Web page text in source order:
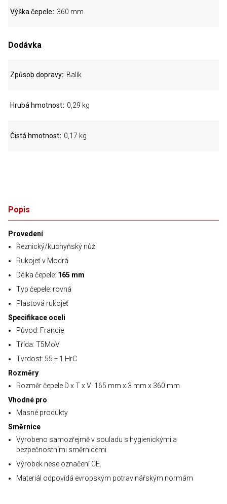
Popis
Provedení
Řeznický/kuchyňský nůž
Rukojeť v Modrá
Délka čepele: 165 mm
Typ čepele: rovná
Plastová rukojeť
Specifikace oceli
Původ: Francie
Třída: T5MoV
Tvrdost: 55 ± 1 HrC
Rozměry
Rozměr čepele D x T x V: 165 mm x 3 mm x 360 mm
Vhodné pro
Masné produkty
Směrnice
Vyrobeno samozřejmě v souladu s hygienickými a
bezpečnostními směrnicemi
Výrobek nese označení CE.
Materiál odpovídá evropským potravinářským normám
Výška čepele 360 mm
Dodávka
Způsob dopravy Balík
Hrubá hmotnost 0,29 kg
Čistá hmotnost 0,17 kg